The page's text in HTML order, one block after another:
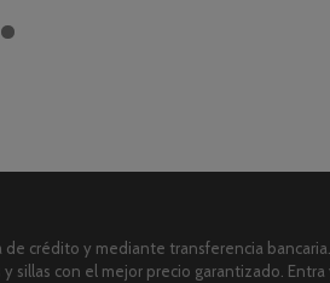
crédito y mediante transferencia bancaria.
sillas con el mejor precio garantizado.